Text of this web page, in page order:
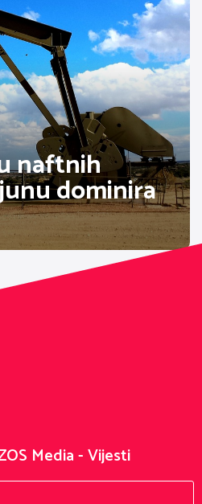
naftnih
dominira
Media - Vijesti